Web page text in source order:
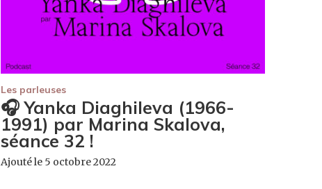
Les parleuses
🎧 Yanka Diaghileva (1966-
1991) par Marina Skalova,
séance 32 !
Ajouté le 5 octobre 2022